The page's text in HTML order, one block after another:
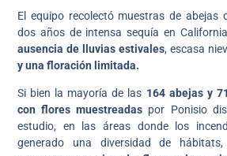
El equipo recolectó muestras de abejas
dos años de intensa sequía en
ausencia de lluvias estivales, escasa
y una floración limitada.
Si bien la mayoría de las 164 abejas y
con flores muestreadas por Ponisio
estudio, en las áreas donde los
generado una diversidad de